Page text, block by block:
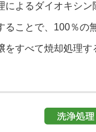
によるダイオキシ
ことで、100％の
すべて焼却処理